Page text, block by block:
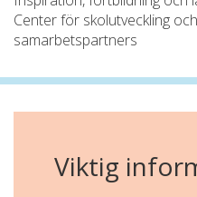
Center för skolutveckling och
samarbetspartners
Viktig